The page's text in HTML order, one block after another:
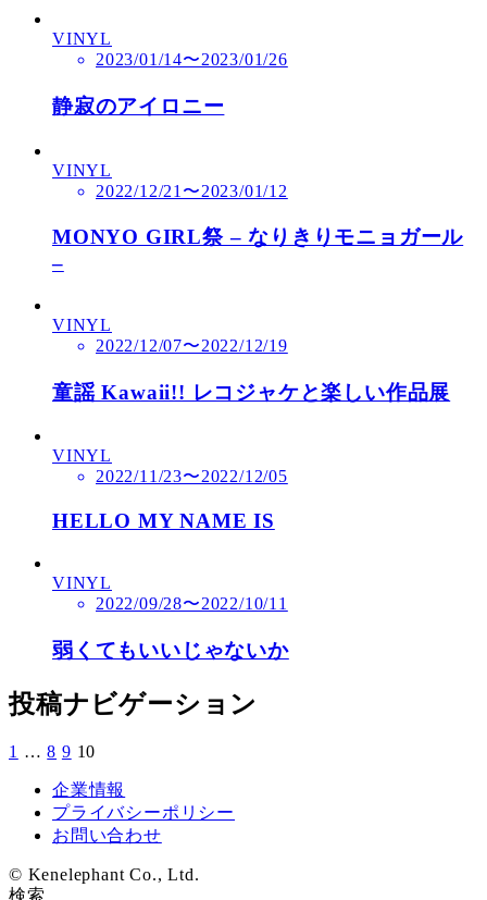
VINYL
2023/01/14〜2023/01/26
静寂のアイロニー
VINYL
2022/12/21〜2023/01/12
MONYO GIRL祭 – なりきりモニョガール
–
VINYL
2022/12/07〜2022/12/19
童謡 Kawaii!! レコジャケと楽しい作品展
VINYL
2022/11/23〜2022/12/05
HELLO MY NAME IS
VINYL
2022/09/28〜2022/10/11
弱くてもいいじゃないか
投稿ナビゲーション
1 … 8 9 10
企業情報
プライバシーポリシー
お問い合わせ
© Kenelephant Co., Ltd.
検索